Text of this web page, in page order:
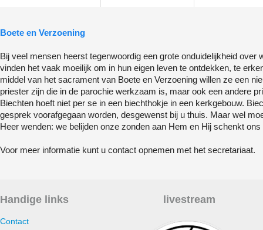
Boete en Verzoening
Bij veel mensen heerst tegenwoordig een grote onduidelijkheid over
vinden het vaak moeilijk om in hun eigen leven te ontdekken, te
middel van het sacrament van Boete en Verzoening willen ze een
priester zijn die in de parochie werkzaam is, maar ook een andere
Biechten hoeft niet per se in een biechthokje in een kerkgebouw.
gesprek voorafgegaan worden, desgewenst bij u thuis. Maar wel
Heer wenden: we belijden onze zonden aan Hem en Hij schenkt
Voor meer informatie kunt u contact opnemen met het secretariaat.
Handige links
Contact
livestream